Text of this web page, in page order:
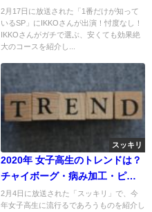
2月17日に放送された「1番だけが知って
いるSP」にIKKOさんが出演！忖度なし！
IKKOさんがガチで選ぶ、安くても効果絶
大のコースを紹介し...
スッキリ
2020年 女子高生のトレンドは？
チャイボーグ・病み加工・ピー
プス
2月4日に放送された「スッキリ」で、今
年女子高生に流行るであろうものを紹介し